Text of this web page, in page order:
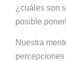
¿cuáles son
posible
Nuestra